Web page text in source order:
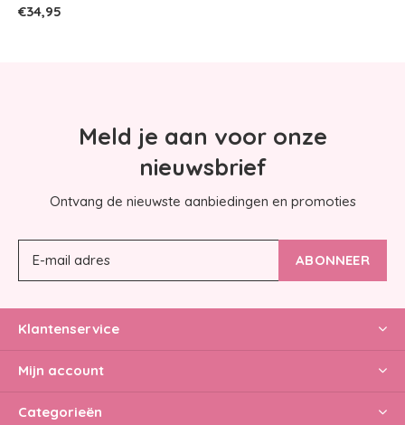
€34,95
Meld je aan voor onze
nieuwsbrief
Ontvang de nieuwste aanbiedingen en promoties
ABONNEER
Klantenservice
Mijn account
Categorieën